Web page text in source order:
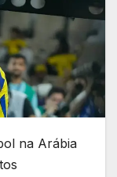
na Arábia